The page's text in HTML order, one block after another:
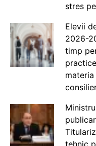
stres
Elevii
2026-
timp
tehnic